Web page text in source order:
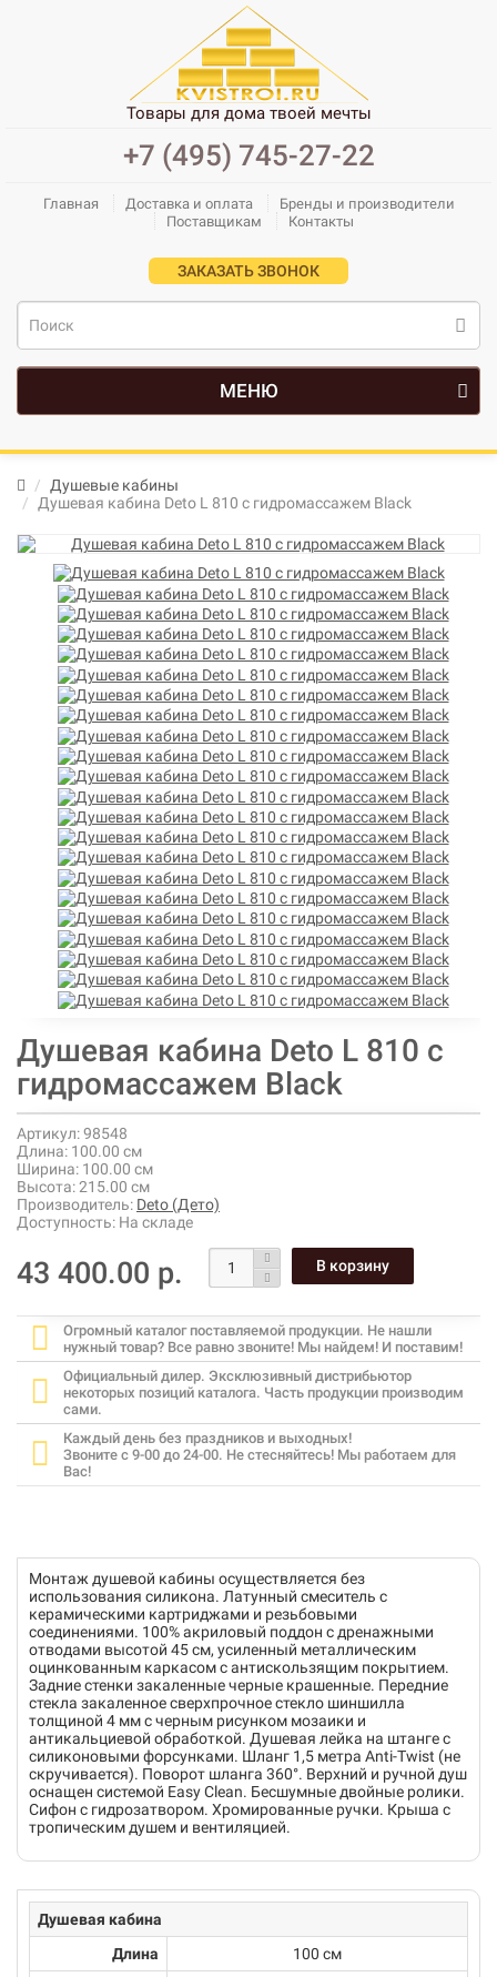
Товары для дома твоей мечты
+7 (495) 745-27-22
Главная Доставка и оплата
Бренды и производители
Поставщикам
Контакты
ЗАКАЗАТЬ ЗВОНОК
МЕНЮ
Душевые кабины
Душевая кабина Deto L 810 с гидромассажем Black
Душевая кабина Deto L 810 с
гидромассажем Black
Артикул:98548
Длина: 100.00 см
Ширина: 100.00 см
Высота:215.00 см
Производитель: Deto (Дето)
Доступность: На складе
43 400.00 р.
Огромный каталог поставляемой продукции. Не нашли
нужный товар? Все равно звоните! Мы найдем! И поставим!
Официальный дилер. Эксклюзивный дистрибьютор
некоторых позиций каталога. Часть продукции производим
сами.
Каждый день без праздников и выходных!
Звоните с 9-00 до 24-00. Не стесняйтесь! Мы работаем для
Вас!
Монтаж душевой кабины осуществляется без
использования силикона. Латунный смеситель с
керамическими картриджами и резьбовыми
соединениями. 100% акриловый поддон с дренажными
отводами высотой 45 см, усиленный металлическим
оцинкованным каркасом с антискользящим покрытием.
Задние стенки закаленные черные крашенные. Передние
стекла закаленное сверхпрочное стекло шиншилла
толщиной 4 мм с черным рисунком мозаики и
антикальциевой обработкой. Душевая лейка на штанге с
силиконовыми форсунками. Шланг 1,5 метра Anti-Twist (не
скручивается). Поворот шланга 360°. Верхний и ручной душ
оснащен системой Easy Clean. Бесшумные двойные ролики.
Сифон с гидрозатвором. Хромированные ручки. Крыша с
тропическим душем и вентиляцией.
Душевая кабина
Длина
100 см